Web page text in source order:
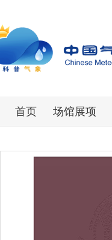
首页 场馆展项